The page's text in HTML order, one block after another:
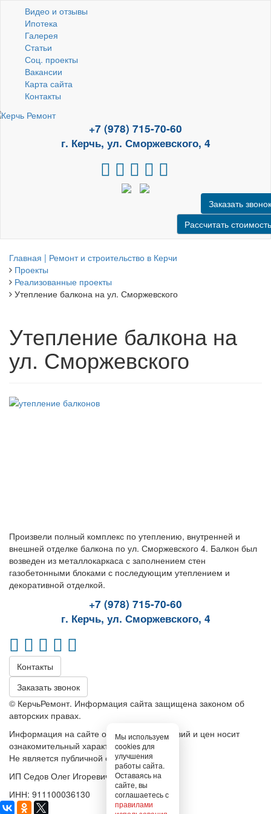
Видео и отзывы
Ипотека
Галерея
Статьи
Соц. проекты
Вакансии
Карта сайта
Контакты
+7 (978) 715-70-60
г. Керчь, ул. Сморжевского, 4
Заказать звонок
Рассчитать стоимость
Главная | Ремонт и строительство в Керчи
Проекты
Реализованные проекты
Утепление балкона на ул. Сморжевского
Утепление балкона на
ул. Сморжевского
Произвели полный комплекс по утеплению, внутренней и
внешней отделке балкона по ул. Сморжевского 4. Балкон был
возведен из металлокаркаса с заполнением стен
газобетонными блоками с последующим утеплением и
декоративной отделкой.
+7 (978) 715-70-60
г. Керчь, ул. Сморжевского, 4
Контакты
Заказать звонок
© КерчьРемонт. Информация сайта защищена законом об
авторских правах.
Информация на сайте относительно условий и цен носит
ознакомительный характер.
Не является публичной офертой
ИП Седов Олег Игоревич
ИНН: 911100036130
Мы используем
cookies для
улучшения
работы сайта.
Оставаясь на
сайте, вы
соглашаетесь с
правилами